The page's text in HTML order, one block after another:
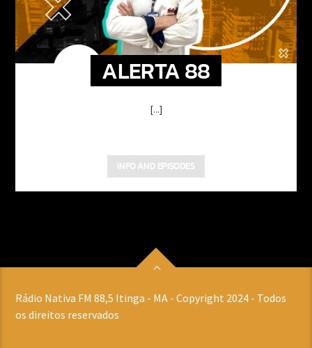
ALERTA 88
[...]
INFO AND EPISODES
Rádio Nativa FM 88,5 Itinga - MA - Copyright 2024 - Todos
os direitos reservados